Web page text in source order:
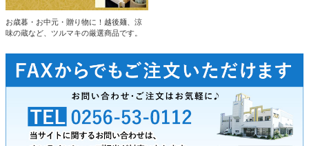
お歳暮・お中元・贈り物に！越後麺、涼
味の蔵など、ツルマキの厳選商品です。